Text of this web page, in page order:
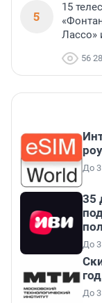
5
15
Лассо»
56
До
35
До
До